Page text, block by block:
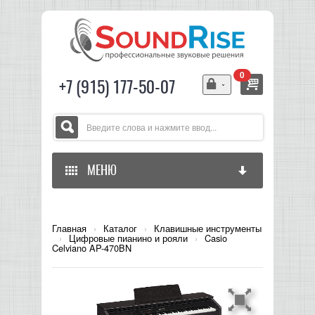
+7 (915) 177-50-07
0
МЕНЮ
ЗВУКОВОЕ ОБОРУДОВАНИЕ
Главная › Каталог › Клавишные инструменты
› Цифровые пианино и рояли › Casio
Celviano AP-470BN